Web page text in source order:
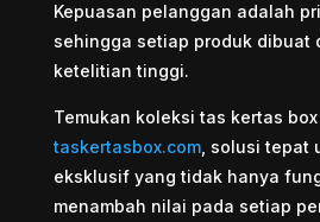
Kepuasan pelanggan adalah
sehingga setiap produk dibuat
ketelitian tinggi.
Temukan koleksi tas kertas
taskertasbox.com, solusi tepat
eksklusif yang tidak hanya
menambah nilai pada setiap